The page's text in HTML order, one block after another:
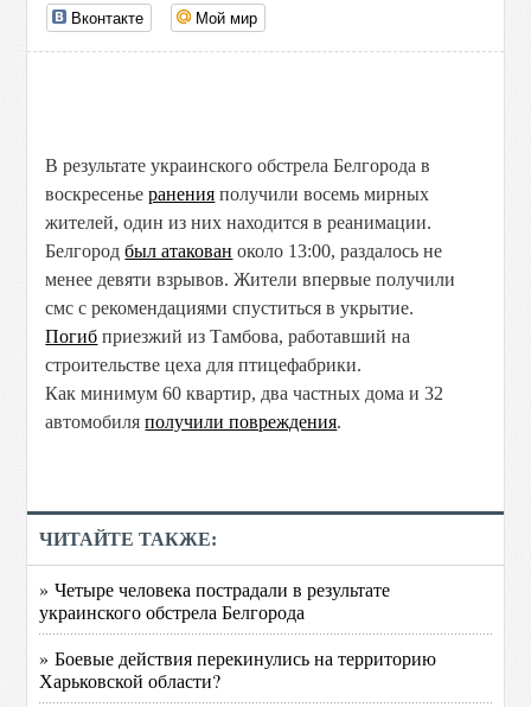
Вконтакте Мой мир
В результате украинского обстрела Белгорода в
воскресеньеранения получили восемь мирных
жителей, один из них находится в реанимации.
Белгородбыл атакован около 13:00, раздалось не
менее девяти взрывов. Жители впервые получили
смс с рекомендациями спуститься в укрытие.
Погиб приезжий из Тамбова, работавший на
строительстве цеха для птицефабрики.
Как минимум 60 квартир, два частных дома и 32
автомобиляполучили повреждения.
ЧИТАЙТЕ ТАКЖЕ:
» Четыре человека пострадали в результате
украинского обстрела Белгорода
» Боевые действия перекинулись на территорию
Харьковской области?